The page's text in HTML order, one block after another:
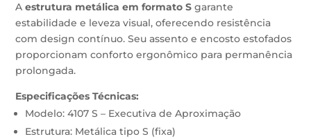
Aestrutura metálica em formato S garante
estabilidade e leveza visual, oferecendo resistência
com design contínuo. Seu assento e encosto estofados
proporcionam conforto ergonômico para permanência
prolongada.
Especificações Técnicas:
Modelo: 4107 S – Executiva de Aproximação
Estrutura: Metálica tipo S (fixa)